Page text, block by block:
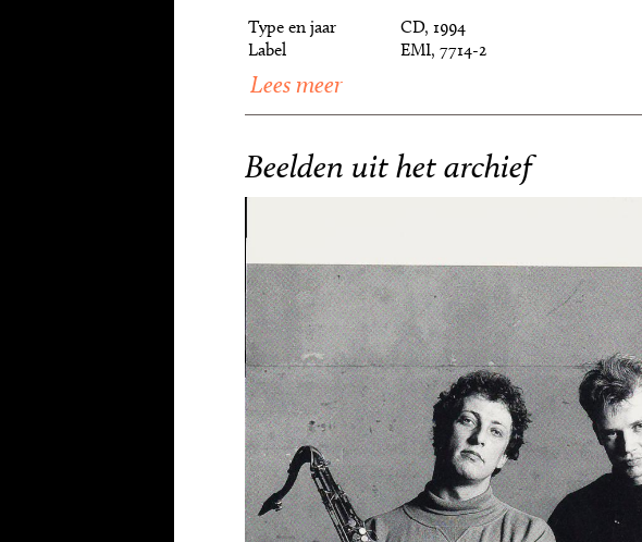
Type en jaar
CD, 1994
Label
EMI, 7714-2
Lees meer
Beelden uit het archief